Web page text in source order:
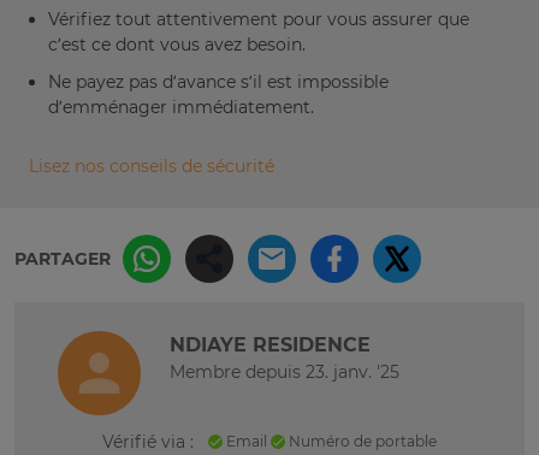
Vérifiez tout attentivement pour vous assurer que
c’est ce dont vous avez besoin.
Ne payez pas d’avance s’il est impossible
d’emménager immédiatement.
Lisez nos conseils de sécurité
PARTAGER
NDIAYE RESIDENCE
Membre depuis 23. janv. '25
Vérifié via : Email Numéro de portable